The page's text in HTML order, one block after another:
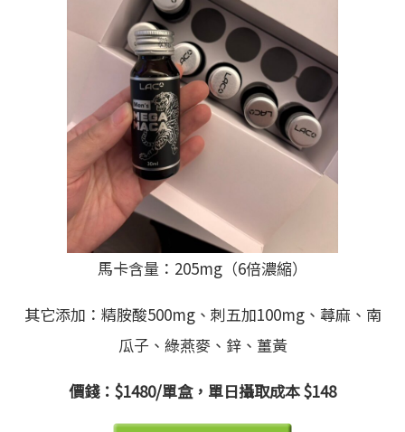
馬卡含量：205mg（6倍濃縮）
其它添加：精胺酸500mg、刺五加100mg、蕁麻、南
瓜子、綠燕麥、鋅、薑黃
價錢：$1480/單盒，單日攝取成本 $148